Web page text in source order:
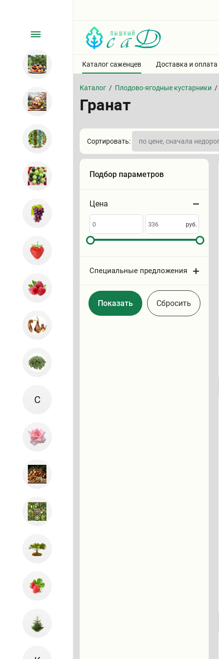
С
Каталог саженцев Доставка и оплата
Каталог / Плодово-ягодные кустарники /
Гранат
Сортировать:
Подбор параметров
Цена
Сортировать
по
руб.
Специальные предложения
Cбросить